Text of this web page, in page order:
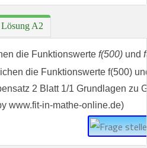
Lösung A2
die Funktionswerte f(500) und